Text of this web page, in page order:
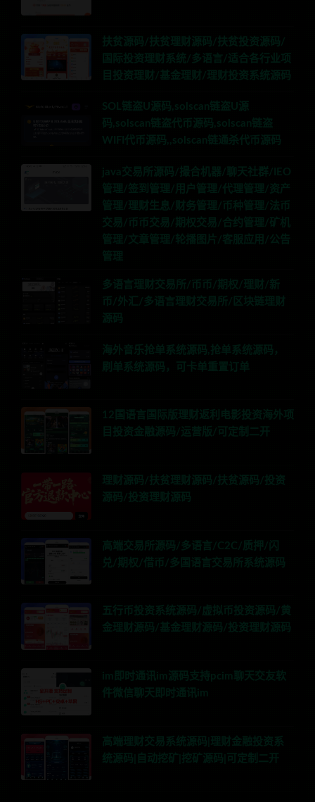
扶贫源码/扶贫理财源码/扶贫投资源码/
国际投资理财系统/多语言/适合各行业项
目投资理财/基金理财/理财投资系统源码
SOL链盗U源码,solscan链盗U源
码,solscan链盗代币源码,solscan链盗
WIFI代币源码,,solscan链通杀代币源码
java交易所源码/撮合机器/聊天社群/IEO
管理/签到管理/用户管理/代理管理/资产
管理/理财生息/财务管理/币种管理/法币
交易/币币交易/期权交易/合约管理/矿机
管理/文章管理/轮播图片/客服应用/公告
管理
多语言理财交易所/币币/期权/理财/新
币/外汇/多语言理财交易所/区块链理财
源码
海外音乐抢单系统源码,抢单系统源码，
刷单系统源码，可卡单重置订单
12国语言国际版理财返利电影投资海外项
目投资金融源码/运营版/可定制二开
理财源码/扶贫理财源码/扶贫源码/投资
源码/投资理财源码
高端交易所源码/多语言/C2C/质押/闪
兑/期权/借币/多国语言交易所系统源码
五行币投资系统源码/虚拟币投资源码/黄
金理财源码/基金理财源码/投资理财源码
im即时通讯im源码支持pcim聊天交友软
件微信聊天即时通讯im
高端理财交易系统源码|理财金融投资系
统源码|自动挖矿|挖矿源码|可定制二开